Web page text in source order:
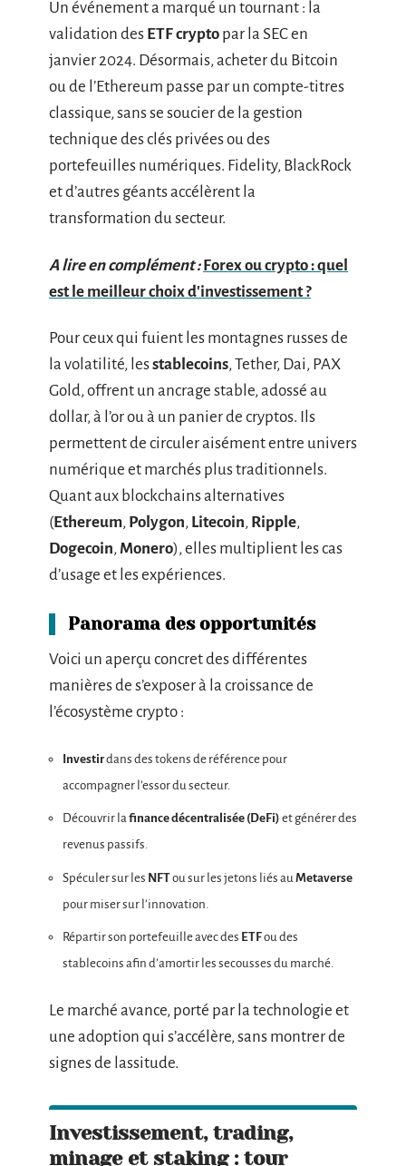
Un événement a marqué un tournant : la
validation des ETF crypto par la SEC en
janvier 2024. Désormais, acheter du Bitcoin
ou de l’Ethereum passe par un compte-titres
classique, sans se soucier de la gestion
technique des clés privées ou des
portefeuilles numériques. Fidelity, BlackRock
et d’autres géants accélèrent la
transformation du secteur.
A lire en complément : Forex ou crypto : quel
est le meilleur choix d'investissement ?
Pour ceux qui fuient les montagnes russes de
la volatilité, lesstablecoins, Tether, Dai, PAX
Gold, offrent un ancrage stable, adossé au
dollar, à l’or ou à un panier de cryptos. Ils
permettent de circuler aisément entre univers
numérique et marchés plus traditionnels.
Quant aux blockchains alternatives
(Ethereum, Polygon, Litecoin, Ripple,
Dogecoin, Monero), elles multiplient les cas
d’usage et les expériences.
Panorama des opportunités
Voici un aperçu concret des différentes
manières de s’exposer à la croissance de
l’écosystème crypto :
Investirdans des tokens de référence pour
accompagner l’essor du secteur.
Découvrir lafinance décentralisée (DeFi) et générer des
revenus passifs.
Spéculer sur les NFTou sur les jetons liés au Metaverse
pour miser sur l’innovation.
Répartir son portefeuille avec des ETFou des
stablecoins afin d’amortir les secousses du marché.
Le marché avance, porté par la technologie et
une adoption qui s’accélère, sans montrer de
signes de lassitude.
Investissement, trading,
minage et staking : tour